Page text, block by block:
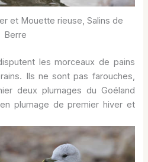
et Mouette rieuse, Salins de
Berre
les morceaux de pains
Ils ne sont pas farouches,
deux plumages du Goéland
plumage de premier hiver et